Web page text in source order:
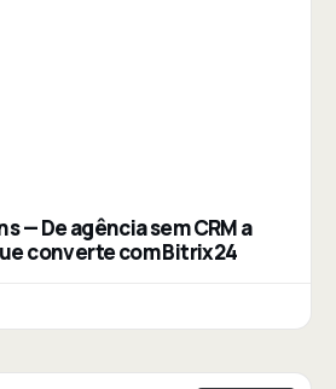
— De agência sem CRM a
converte com Bitrix24